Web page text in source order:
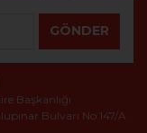
GÖNDER
Başkanlığı
Bulvarı No:147/A